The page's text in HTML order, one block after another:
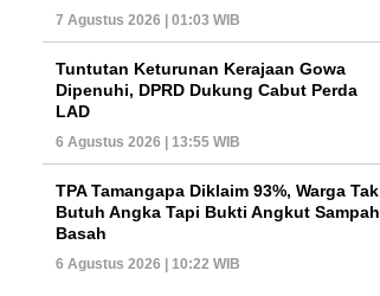
7 Agustus 2026 | 01:03 WIB
Tuntutan Keturunan Kerajaan Gowa
Dipenuhi, DPRD Dukung Cabut Perda
LAD
6 Agustus 2026 | 13:55 WIB
TPA Tamangapa Diklaim 93%, Warga Tak
Butuh Angka Tapi Bukti Angkut Sampah
Basah
6 Agustus 2026 | 10:22 WIB